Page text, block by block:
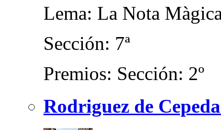
Lema: La Nota
Sección: 7ª
Premios: Sección: 2º
Rodriguez de